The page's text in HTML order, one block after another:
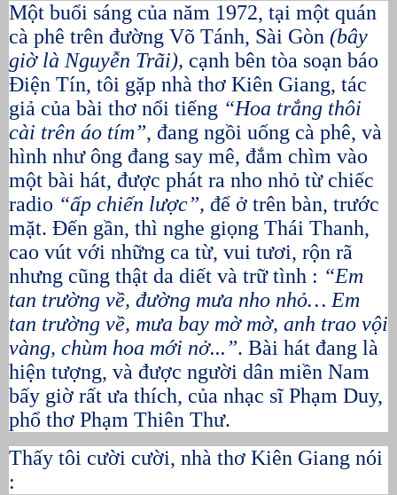
Một buổi sáng của năm 1972, tại một quán
cà phê trên đường Võ Tánh, Sài Gòn (bây
giờ là Nguyễn Trãi), cạnh bên tòa soạn báo
Điện Tín, tôi gặp nhà thơ Kiên Giang, tác
giả của bài thơ nổi tiếng “Hoa trắng thôi
cài trên áo tím”, đang ngồi uống cà phê, và
hình như ông đang say mê, đắm chìm vào
một bài hát, được phát ra nho nhỏ từ chiếc
radio “ấp chiến lược”, để ở trên bàn, trước
mặt. Đến gần, thì nghe giọng Thái Thanh,
cao vút với những ca từ, vui tươi, rộn rã
nhưng cũng thật da diết và trữ tình : “Em
tan trường về, đường mưa nho nhỏ… Em
tan trường về, mưa bay mờ mờ, anh trao vội
vàng, chùm hoa mới nở...”. Bài hát đang là
hiện tượng, và được người dân miền Nam
bấy giờ rất ưa thích, của nhạc sĩ Phạm Duy,
phổ thơ Phạm Thiên Thư.
Thấy tôi cười cười, nhà thơ Kiên Giang nói
: